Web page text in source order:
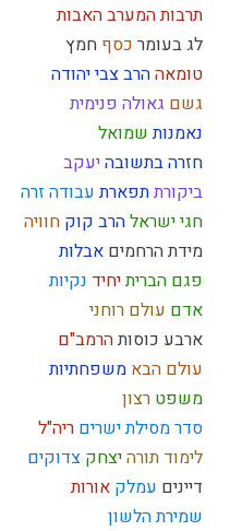
תרבות המערבהאבות
לג בעומר כסף חמץ
טומאההרב צבי יהודה
גשם גאולה פנימית
נאמנותשמואל
חזרה בתשובהיעקב
ביקורתתפארתעבודה זרה
חגי ישראלהרב קוק חוויה
מידת הרחמים אבלות
פגם הבריתיחיד נקיות
אדם עולם רוחני
ארבע כוסותהרמב"ם
עולם הבא משפחתיות
משפט רצון
סדר מסילת ישרים ריה"ל
לימוד תורהיצחק צדוקים
דיינים עמלק אורות
שמירת הלשון